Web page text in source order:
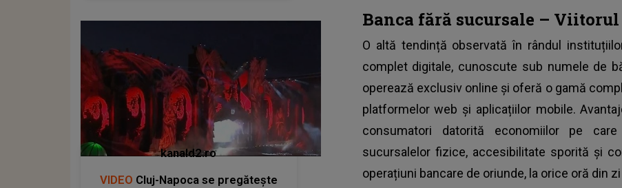
Banca fără sucursale –
O altă tendință observată în rândul
complet digitale, cunoscute sub numele de
operează exclusiv online și oferă o gamă
platformelor web și aplicațiilor mobile.
consumatori datorită economiilor pe
sucursalelor fizice, accesibilitate sporită și
operațiuni bancare de oriunde, la orice oră din
kanald2.ro
VIDEO Cluj-Napoca se pregătește